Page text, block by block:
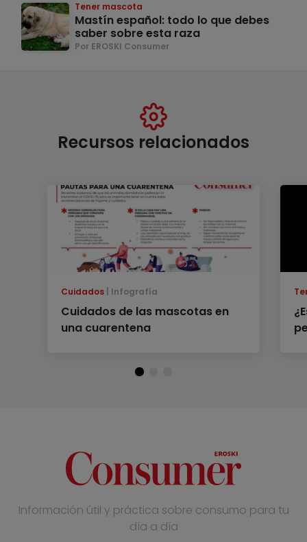
Tener mascota
Mastín español: todo lo que debes
saber sobre esta raza
Por EROSKI Consumer
Recursos relacionados
Cuidados Infografía
Cuidados de las mascotas en
una cuarentena
Información útil y práctica sobre consumo para tu
día a día